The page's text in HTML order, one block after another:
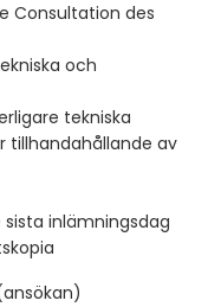
Consultation des
och
tekniska
tillhandahållande av
inlämningsdag